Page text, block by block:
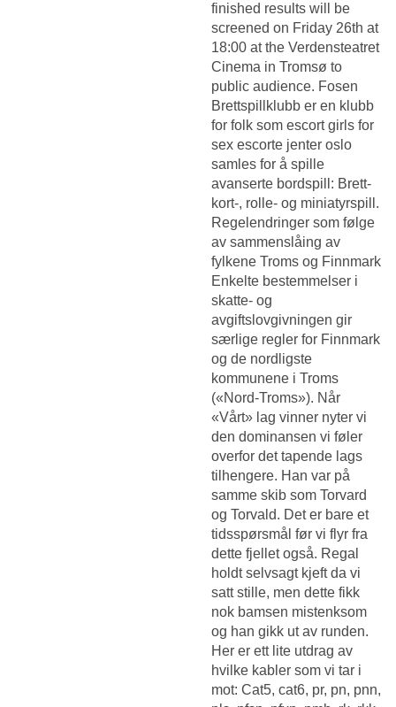
finished results will be
screened on Friday 26th at
18:00 at the Verdensteatret
Cinema in Tromsø to
public audience. Fosen
Brettspillklubb er en klubb
for folk som escort girls for
sex escorte jenter oslo
samles for å spille
avanserte bordspill: Brett-
kort-, rolle- og miniatyrspill.
Regelendringer som følge
av sammenslåing av
fylkene Troms og Finnmark
Enkelte bestemmelser i
skatte- og
avgiftslovgivningen gir
særlige regler for Finnmark
og de nordligste
kommunene i Troms
(«Nord-Troms»). Når
«Vårt» lag vinner nyter vi
den dominansen vi føler
overfor det tapende lags
tilhengere. Han var på
samme skib som Torvard
og Torvald. Det er bare et
tidsspørsmål før vi flyr fra
dette fjellet også. Regal
holdt selvsagt kjeft da vi
satt stille, men dette fikk
nok bamsen mistenksom
og han gikk ut av runden.
Her er ett lite utdrag av
hvilke kabler som vi tar i
mot: Cat5, cat6, pr, pn, pnn,